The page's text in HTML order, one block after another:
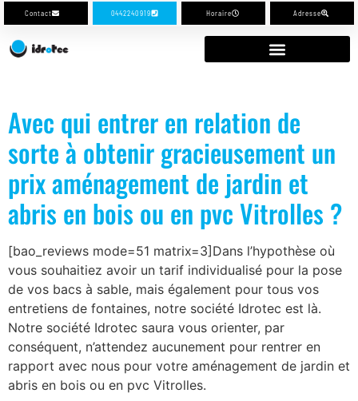
Contact 0442240919 Horaire Adresse
Avec qui entrer en relation de
sorte à obtenir gracieusement un
prix aménagement de jardin et
abris en bois ou en pvc Vitrolles ?
[bao_reviews mode=51 matrix=3]Dans l’hypothèse où
vous souhaitiez avoir un tarif individualisé pour la pose
de vos bacs à sable, mais également pour tous vos
entretiens de fontaines, notre société Idrotec est là.
Notre société Idrotec saura vous orienter, par
conséquent, n’attendez aucunement pour rentrer en
rapport avec nous pour votre aménagement de jardin et
abris en bois ou en pvc Vitrolles.